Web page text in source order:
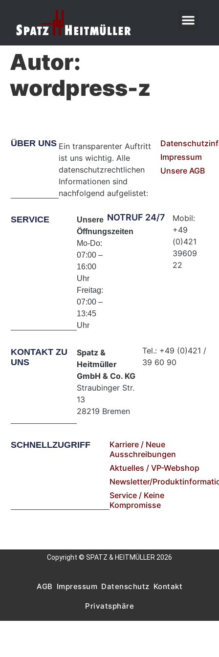
Autor:
wordpress-z
ÜBER UNS Ein transparenter Auftritt
ist uns wichtig. Alle
datenschutzrechtlichen
Informationen sind
nachfolgend aufgelistet:
Impressum
Unsere AGB
SERVICE
Unsere
Öffnungszeiten
Mo-Do:
07:00 –
16:00
Uhr
Freitag:
07:00 –
13:45
Uhr
NOTRUF 24/7
Mobil:
+49
(0)421
39609
22
KONTAKT ZU
UNS
Spatz &
Heitmüller
GmbH & Co. KG
Straubinger Str.
13
28219 Bremen
Tel.: +49 (0)421 /
39 60 90
SCHNELLZUGRIFF
Karriere / Neue
Ausschreibungen
Aktuelles / VP-Webshop
Newsletter/
Service / Keine
Kompromisse
Copyright © SPATZ & HEITMÜLLER 2026
AGB Impressum Datenschutz Kontakt
Privatsphäre